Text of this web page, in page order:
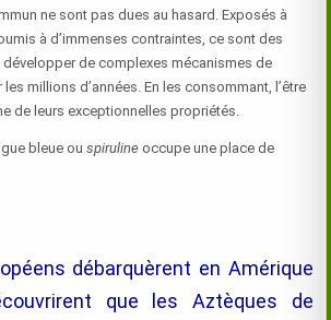
ne sont pas dues au hasard. Exposés à
à d’immenses contraintes, ce sont des
de complexes mécanismes de
millions d’années. En les consommant, l’être
de leurs exceptionnelles propriétés.
bleue ouspiruline occupe une place de
débarquèrent en Amérique
que les Aztèques de